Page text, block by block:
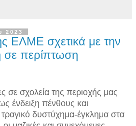
2023
ΕΛΜΕ σχετικά με την
σε περίπτωση
σε σχολεία της περιοχής μας
ένδειξη πένθους και
τραγικό δυστύχημα-έγκλημα στα